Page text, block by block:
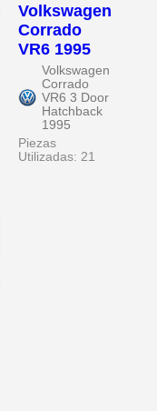
Volkswagen
Corrado
VR6 1995
Volkswagen
Corrado
VR6 3 Door
Hatchback
1995
Piezas
Utilizadas: 21